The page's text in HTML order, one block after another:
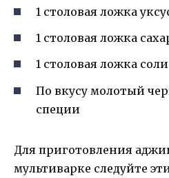
1 столовая ложка
1 столовая ложка
1 столовая ложка соли
По вкусу молотый
специи
Для приготовления
мультиварке следуйте